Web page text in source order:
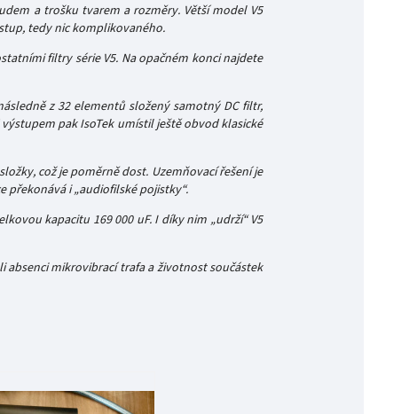
a trošku tvarem a rozměry. Větší model V5
tedy nic komplikovaného.
filtry série V5. Na opačném konci najdete
z 32 elementů složený samotný DC filtr,
pak IsoTek umístil ještě obvod klasické
což je poměrně dost. Uzemňovací řešení je
překonává i „audiofilské pojistky“.
kapacitu 169 000 uF. I díky nim „udrží“ V5
mikrovibrací trafa a životnost součástek